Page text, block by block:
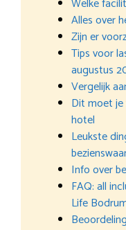
Alles over
Zijn er
Tips voor
augustus
Vergelijk
Dit moet
hotel
Leukste
Info over
FAQ: all
Life